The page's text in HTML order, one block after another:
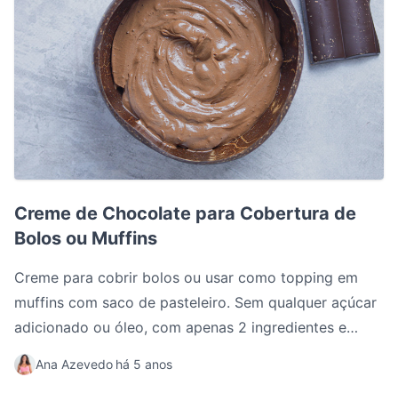
Creme de Chocolate para Cobertura de
Bolos ou Muffins
Creme para cobrir bolos ou usar como topping em
muffins com saco de pasteleiro. Sem qualquer açúcar
adicionado ou óleo, com apenas 2 ingredientes e
super fácil.
Ana Azevedo há 5 anos